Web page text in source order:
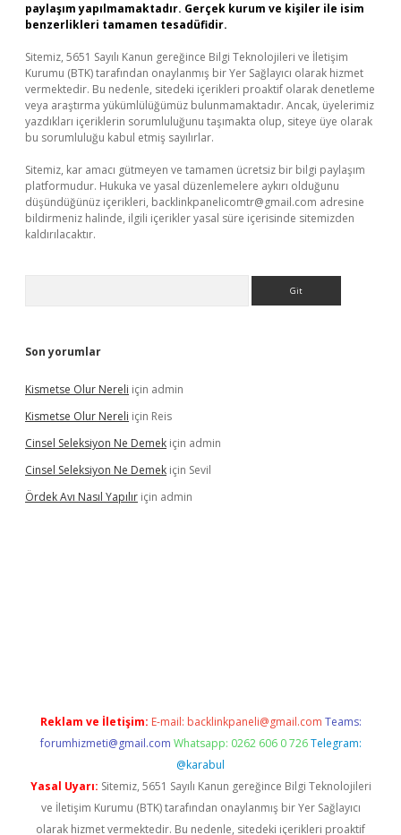
paylaşım yapılmamaktadır. Gerçek kurum ve kişiler ile isim
benzerlikleri tamamen tesadüfidir.
Sitemiz, 5651 Sayılı Kanun gereğince Bilgi Teknolojileri ve İletişim
Kurumu (BTK) tarafından onaylanmış bir Yer Sağlayıcı olarak hizmet
vermektedir. Bu nedenle, sitedeki içerikleri proaktif olarak denetleme
veya araştırma yükümlülüğümüz bulunmamaktadır. Ancak, üyelerimiz
yazdıkları içeriklerin sorumluluğunu taşımakta olup, siteye üye olarak
bu sorumluluğu kabul etmiş sayılırlar.
Sitemiz, kar amacı gütmeyen ve tamamen ücretsiz bir bilgi paylaşım
platformudur. Hukuka ve yasal düzenlemelere aykırı olduğunu
düşündüğünüz içerikleri, backlinkpanelicomtr@gmail.com adresine
bildirmeniz halinde, ilgili içerikler yasal süre içerisinde sitemizden
kaldırılacaktır.
Son yorumlar
Kismetse Olur Nereli için admin
Kismetse Olur Nereli için Reis
Cinsel Seleksiyon Ne Demek için admin
Cinsel Seleksiyon Ne Demek için Sevil
Ördek Avı Nasıl Yapılır için admin
Reklam ve İletişim: E-mail: backlinkpaneli@gmail.com Teams:
forumhizmeti@gmail.com Whatsapp: 0262 606 0 726 Telegram:
@karabul
Yasal Uyarı: Sitemiz, 5651 Sayılı Kanun gereğince Bilgi Teknolojileri
ve İletişim Kurumu (BTK) tarafından onaylanmış bir Yer Sağlayıcı
olarak hizmet vermektedir. Bu nedenle, sitedeki içerikleri proaktif